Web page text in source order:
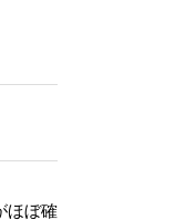
ほぼ確